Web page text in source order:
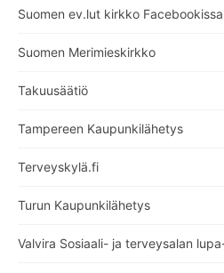
Suomen ev.lut kirkko Facebookissa
Suomen Merimieskirkko
Takuusäätiö
Tampereen Kaupunkilähetys
Terveyskylä.fi
Turun Kaupunkilähetys
Valvira Sosiaali- ja terveysalan